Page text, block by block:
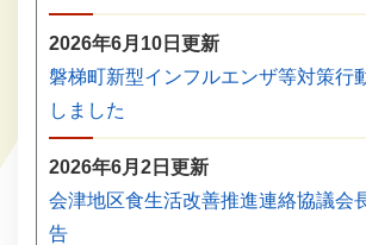
2026年6月10日更新
磐梯町新型インフルエンザ等対策行
しました
2026年6月2日更新
会津地区食生活改善推進連絡協議会
告